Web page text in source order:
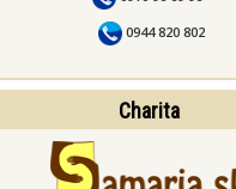
0944 820 802
Charita